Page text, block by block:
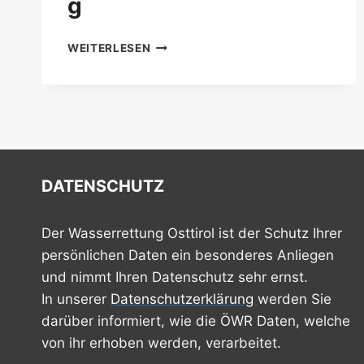
g
WEITERLESEN FÜHRUNGSKRÄFTESCHULUNG
DATENSCHUTZ
Der Wasserrettung Osttirol ist der Schutz Ihrer
persönlichen Daten ein besonderes Anliegen
und nimmt Ihren Datenschutz sehr ernst.
In unserer Datenschutzerklärung werden Sie
darüber informiert, wie die ÖWR Daten, welche
von ihr erhoben werden, verarbeitet.